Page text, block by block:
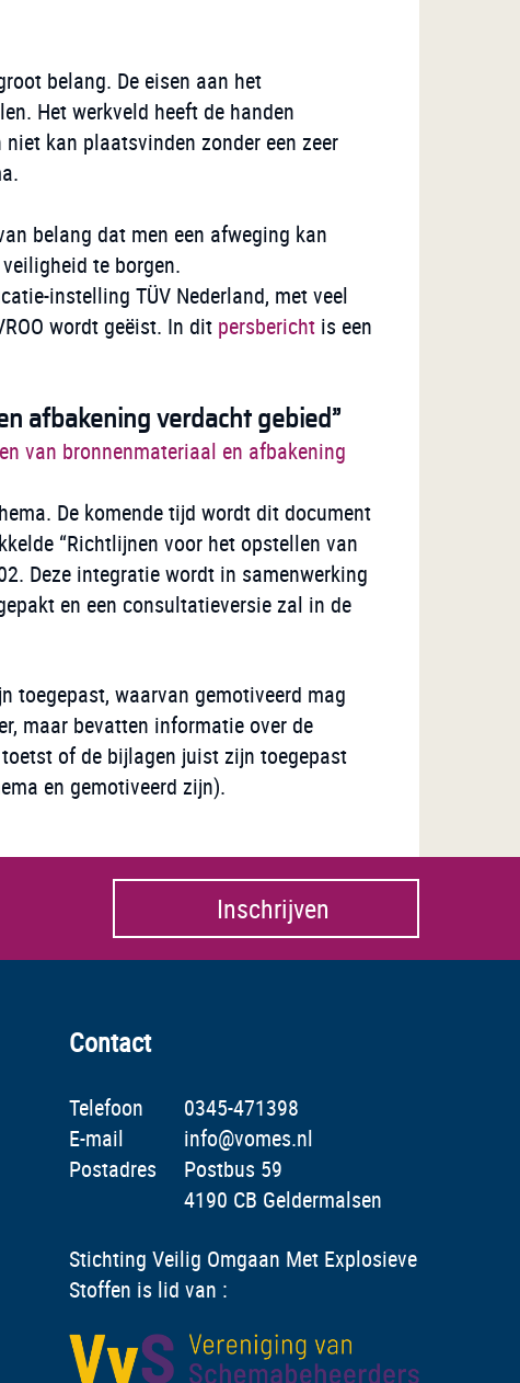
belang. De eisen aan het
Het werkveld heeft de handen
kan plaatsvinden zonder een zeer
belang dat men een afweging kan
te borgen.
instelling TÜV Nederland, met veel
wordt geëist. In dit persbericht is een
afbakening verdacht gebied”
van bronnenmateriaal en afbakening
De komende tijd wordt dit document
“Richtlijnen voor het opstellen van
Deze integratie wordt in samenwerking
en een consultatieversie zal in de
toegepast, waarvan gemotiveerd mag
maar bevatten informatie over de
of de bijlagen juist zijn toegepast
en gemotiveerd zijn).
Inschrijven
Contact
Telefoon
0345-471398
E-mail
info@vomes.nl
Postadres
Postbus 59
4190 CB Geldermalsen
Stichting Veilig Omgaan Met Explosieve
Stoffen is lid van :